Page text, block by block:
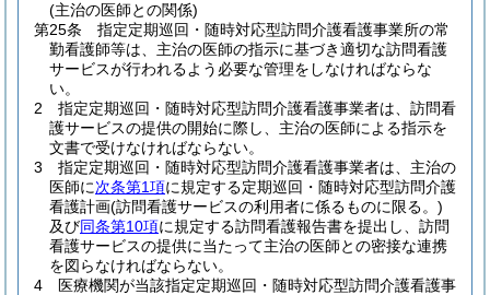
(主治の医師との関係)
第25条
指定定期巡回・随時対応型訪問介護看護事業所の常
勤看護師等は、主治の医師の指示に基づき適切な訪問看護
サービスが行われるよう必要な管理をしなければならな
い。
2
指定定期巡回・随時対応型訪問介護看護事業者は、訪問看
護サービスの提供の開始に際し、主治の医師による指示を
文書で受けなければならない。
3
指定定期巡回・随時対応型訪問介護看護事業者は、主治の
医師に次条第1項に規定する定期巡回・随時対応型訪問介護
看護計画(訪問看護サービスの利用者に係るものに限る。)
及び同条第10項に規定する訪問看護報告書を提出し、訪問
看護サービスの提供に当たって主治の医師との密接な連携
を図らなければならない。
4
医療機関が当該指定定期巡回・随時対応型訪問介護看護事